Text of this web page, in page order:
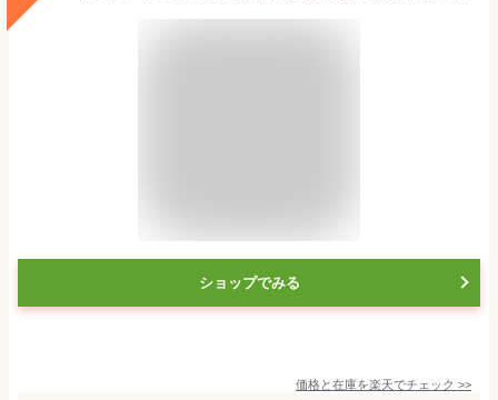
ショップでみる
価格と在庫を楽天でチェック >>